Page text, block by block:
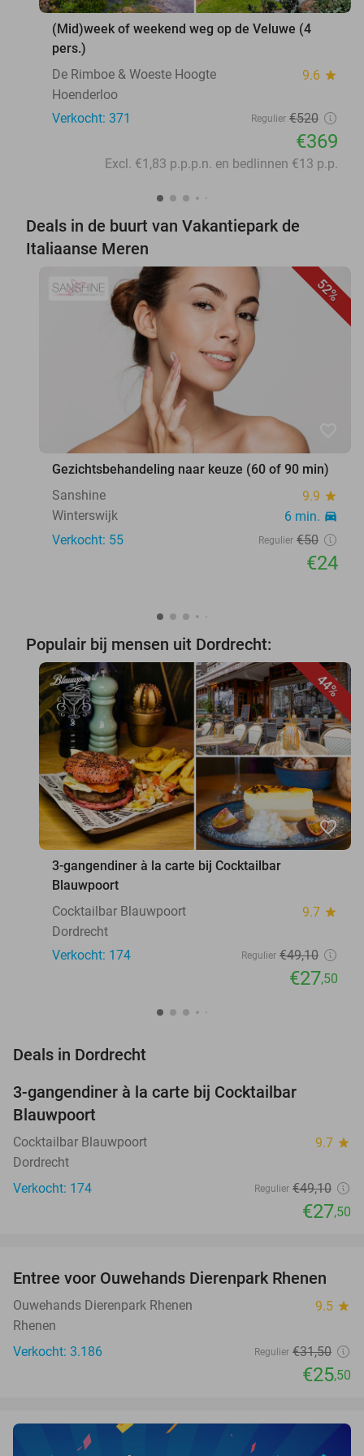
(Mid)week of weekend weg op de Veluwe (4
pers.)
De Rimboe & Woeste Hoogte
9.6 star
Hoenderloo
Verkocht: 371
Regulier €520
€369
Excl. €1,83 p.p.p.n. en bedlinnen €13 p.p.
Deals in de buurt van Vakantiepark de
Italiaanse Meren
52%
Gezichtsbehandeling naar keuze (60 of 90 min)
Sanshine
9.9 star
Winterswijk 6 min. directions_car
Verkocht: 55 Regulier €50
€24
Populair bij mensen uit Dordrecht:
44%
favorite_border
3-gangendiner à la carte bij Cocktailbar
Blauwpoort
Cocktailbar Blauwpoort
9.7 star
Dordrecht
Verkocht: 174
Regulier €49,10
€27,50
Deals in Dordrecht
3-gangendiner à la carte bij Cocktailbar
Blauwpoort
Cocktailbar Blauwpoort 9.7 star
Dordrecht
Verkocht: 174
Regulier €49,10
€27,50
19%
Entree voor Ouwehands Dierenpark Rhenen
Ouwehands Dierenpark Rhenen 9.5 star
Rhenen
Verkocht: 3.186
Regulier €31,50
€25,50